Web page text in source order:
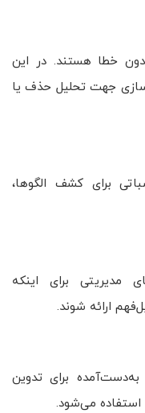
خطا هستند. در این
جهت تحلیل حذف یا
برای کشف الگوها،
مدیریتی برای اینکه
ارائه شوند.
برای تدوین
استفاده می‌شود.